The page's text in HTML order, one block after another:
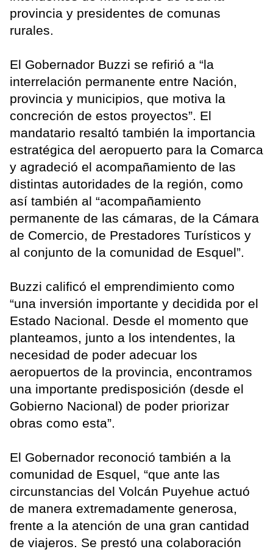
provincia y presidentes de comunas
rurales.
El Gobernador Buzzi se refirió a “la
interrelación permanente entre Nación,
provincia y municipios, que motiva la
concreción de estos proyectos”. El
mandatario resaltó también la importancia
estratégica del aeropuerto para la Comarca
y agradeció el acompañamiento de las
distintas autoridades de la región, como
así también al “acompañamiento
permanente de las cámaras, de la Cámara
de Comercio, de Prestadores Turísticos y
al conjunto de la comunidad de Esquel”.
Buzzi calificó el emprendimiento como
“una inversión importante y decidida por el
Estado Nacional. Desde el momento que
planteamos, junto a los intendentes, la
necesidad de poder adecuar los
aeropuertos de la provincia, encontramos
una importante predisposición (desde el
Gobierno Nacional) de poder priorizar
obras como esta”.
El Gobernador reconoció también a la
comunidad de Esquel, “que ante las
circunstancias del Volcán Puyehue actuó
de manera extremadamente generosa,
frente a la atención de una gran cantidad
de viajeros. Se prestó una colaboración